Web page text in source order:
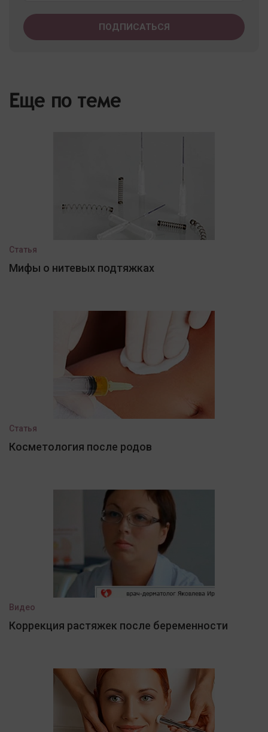
Еще по теме
Статья
Мифы о нитевых подтяжках
Статья
Косметология после родов
Видео
Коррекция растяжек после беременности